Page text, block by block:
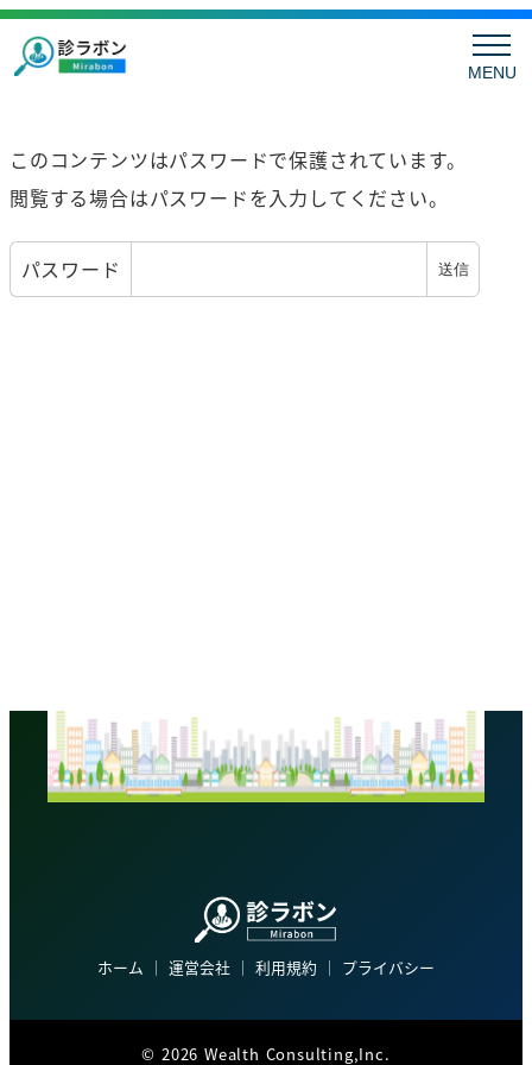
MENU
このコンテンツはパスワードで保護されています。
閲覧する場合はパスワードを入力してください。
パスワード
ホーム │ 運営会社 │ 利用規約 │ プライバシー
© 2026 Wealth Consulting,Inc.